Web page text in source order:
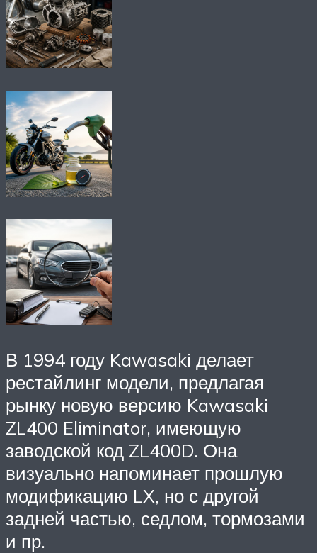
В 1994 году Kawasaki делает
рестайлинг модели, предлагая
рынку новую версию Kawasaki
ZL400 Eliminator, имеющую
заводской код ZL400D. Она
визуально напоминает прошлую
модификацию LX, но с другой
задней частью, седлом, тормозами
и пр.